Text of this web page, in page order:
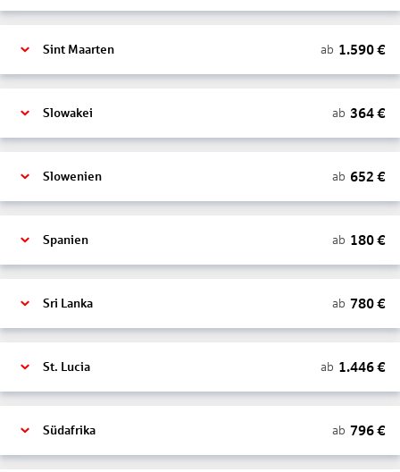
Sint Maarten ab 1.590€
Slowakei ab 364€
Slowenien ab 652 €
Spanien ab 180€
Sri Lanka ab 780€
St. Lucia ab 1.446€
Südafrika ab 796€